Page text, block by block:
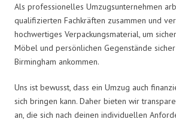
Als professionelles Umzugsunternehmen
qualifizierten Fachkräften zusammen und
hochwertiges Verpackungsmaterial, um
Möbel und persönlichen Gegenstände
Birmingham ankommen.
Uns ist bewusst, dass ein Umzug auch
sich bringen kann. Daher bieten wir
an, die sich nach deinen individuellen